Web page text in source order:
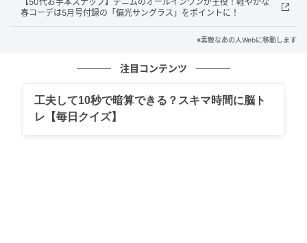
素敵なあの人Web
春コーデは5月号付録の「偏光サングラス」をポイントに！
※素敵なあの人Webに移動します
注目コンテンツ
工夫して10秒で暗算できる？スキマ時間に脳ト
レ【毎日クイズ】